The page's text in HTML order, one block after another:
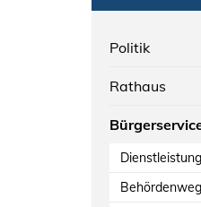
Politik
Rathaus